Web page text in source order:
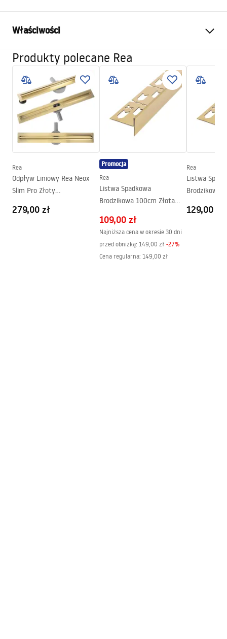
Właściwości
Typ produktu:
Listwa czołowa
Złoty szczotkowany
Materiał:
Stal Nierdzewna
Długość:
1200mm
Wysokość (mm):
52mm
Szerokość (mm):
mm
Grubość stali [mm]:
1mm
Możliwość docięcia:
Tak
Gwarancja
24 miesiące
Produkty polecane Rea
Rea
Odpływ Liniowy Rea Neox
Slim Pro Złoty
279,00 zł
Promocja
Rea
Listwa Spadkowa
Brodzikowa 100cm Złota
109,00 zł
Najniższa cena w okresie 30 dni
przed obniżką: 149,00 zł -27%
Cena regularna: 149,00 zł
Rea
Listwa
Brodzikowa
129,00 zł